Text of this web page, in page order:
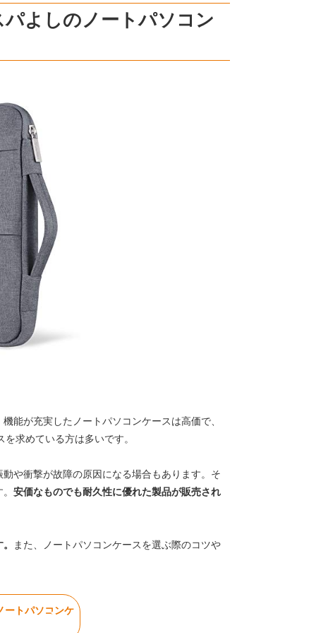
よしのノートパソコン
能が充実したノートパソコンケースは高価で、
求めている方は多いです。
や衝撃が故障の原因になる場合もあります。そ
安価なものでも耐久性に優れた製品が販売され
また、ノートパソコンケースを選ぶ際のコツや
ートパソコンケ